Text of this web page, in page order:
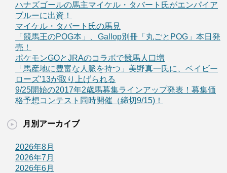
ハナズゴールの馬主マイケル・タバート氏がエンパイア
ブルーに出資！
マイケル・タバート氏の馬見
「競馬王のPOG本」、Gallop別冊「丸ごとPOG」本日発
売！
ポケモンGOとJRAのコラボで競馬人口増
「馬産地に豊富な人脈を持つ」美野真一氏に、ベイビー
ローズ’13が取り上げられる
9/25開始の2017年2歳馬募集ラインアップ発表！募集価
格予想コンテスト同時開催（締切9/15)！
月別アーカイブ
2026年8月
2026年7月
2026年6月